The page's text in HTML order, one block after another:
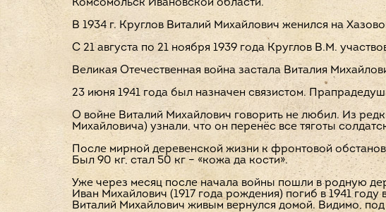
Комсомольск Ивановской области.
В 1934 г. Круглов Виталий Михайлович женился на
С 21 августа по 21 ноября 1939 года Круглов В.М.
Великая Отечественная война застала Виталия
23 июня 1941 года был назначен связистом.
О войне Виталий Михайлович говорить не любил. Из
Михайловича) узнали, что он перенёс все тяготы
После мирной деревенской жизни к фронтовой
Был 90 кг, стал 50 кг – «кожа да кости».
Уже через месяц после начала войны пошли в родную
Иван Михайлович (1917 года рождения) погиб в 1941
Виталий Михайлович живым вернулся домой. Видимо, под